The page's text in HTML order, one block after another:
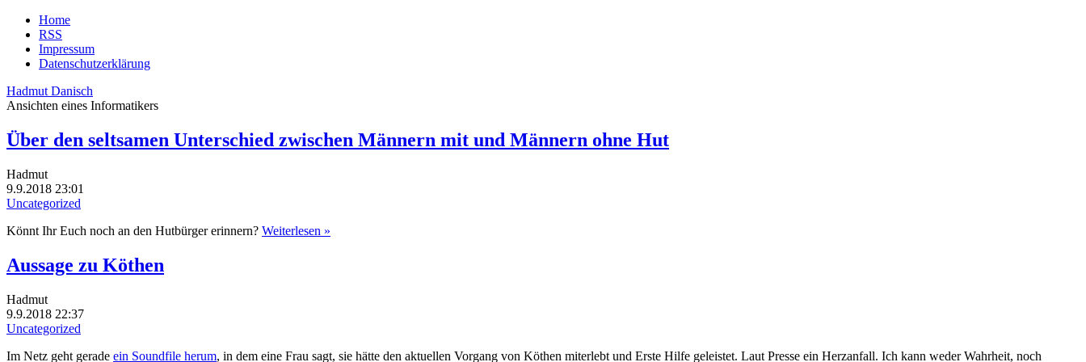
Home
RSS
Impressum
Datenschutzerklärung
Hadmut Danisch
Ansichten eines Informatikers
Über den seltsamen Unterschied zwischen Männern mit und Männern ohne Hut
Hadmut
9.9.2018 23:01
Uncategorized
Könnt Ihr Euch noch an den Hutbürger erinnern? Weiterlesen »
Aussage zu Köthen
Hadmut
9.9.2018 22:37
Uncategorized
Im Netz geht gerade ein Soundfile herum, in dem eine Frau sagt, sie hätte den aktuellen Vorgang von Köthen miterlebt und Erste Hilfe geleistet. Laut Presse ein Herzanfall. Ich kann weder Wahrheit, noch